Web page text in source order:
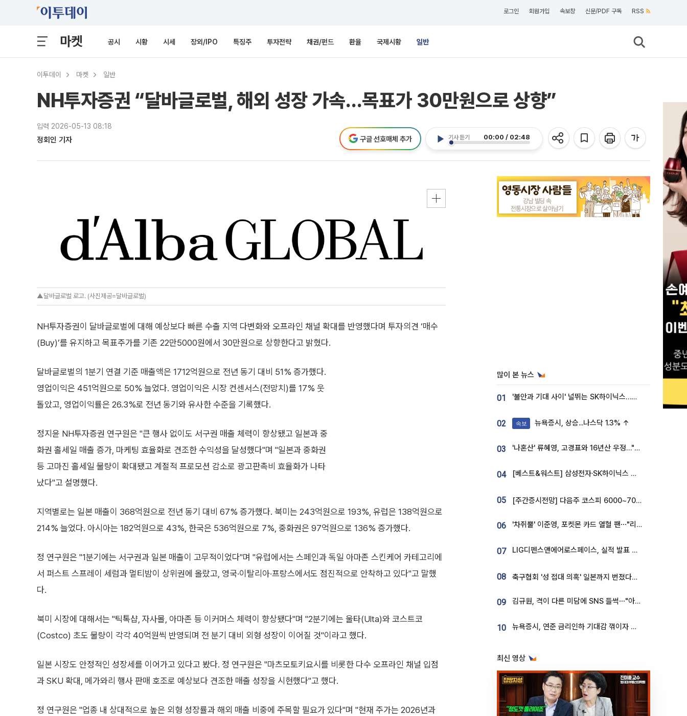
로그인 회원가입 속보창 신문/PDF 구독 RSS
마켓 공시 시황 시세 장외/IPO 특징주 투자전략 채권/펀드 환율 국제시황 일반
이투데이 마켓 일반
NH투자증권 “달바글로벌, 해외 성장 가속…목표가 30만원으로 상향”
입력 2026-05-13 08:18
정회인 기자 기사 듣기 00:00 / 02:48
구글 선호매체 추가
▲달바글로벌 로고. (사진제공=달바글로벌)
NH투자증권이 달바글로벌에 대해 예상보다 빠른 수출 지역 다변화와 오프라인 채널 확대를 반영했다며 투자의견 ‘매수
(Buy)’를 유지하고 목표주가를 기존 22만5000원에서 30만원으로 상향한다고 밝혔다.
달바글로벌의 1분기 연결 기준 매출액은 1712억원으로 전년 동기 대비 51% 증가했다.
영업이익은 451억원으로 50% 늘었다. 영업이익은 시장 컨센서스(전망치)를 17% 웃
돌았고, 영업이익률은 26.3%로 전년 동기와 유사한 수준을 기록했다.
정지윤 NH투자증권 연구원은 "큰 행사 없이도 서구권 매출 체력이 향상됐고 일본과 중
화권 홀세일 매출 증가, 마케팅 효율화로 견조한 수익성을 달성했다"며 "일본과 중화권
등 고마진 홀세일 물량이 확대됐고 계절적 프로모션 감소로 광고판촉비 효율화가 나타
났다"고 설명했다.
지역별로는 일본 매출이 368억원으로 전년 동기 대비 67% 증가했다. 북미는 243억원으로 193%, 유럽은 138억원으로
214% 늘었다. 아시아는 182억원으로 43%, 한국은 536억원으로 7%, 중화권은 97억원으로 136% 증가했다.
정 연구원은 "1분기에는 서구권과 일본 매출이 고무적이었다"며 "유럽에서는 스페인과 독일 아마존 스킨케어 카테고리에
서 퍼스트 스프레이 세럼과 멀티밤이 상위권에 올랐고, 영국·이탈리아·프랑스에서도 점진적으로 안착하고 있다"고 말했
다.
북미 시장에 대해서는 "틱톡샵, 자사몰, 아마존 등 이커머스 체력이 향상됐다"며 "2분기에는 울타(Ulta)와 코스트코
(Costco) 초도 물량이 각각 40억원씩 반영되며 전 분기 대비 외형 성장이 이어질 것"이라고 했다.
일본 시장도 안정적인 성장세를 이어가고 있다고 봤다. 정 연구원은 "마츠모토키요시를 비롯한 다수 오프라인 채널 입점
과 SKU 확대, 메가와리 행사 판매 호조로 예상보다 견조한 매출 성장을 시현했다"고 했다.
정 연구원은 "업종 내 상대적으로 높은 외형 성장률과 해외 매출 비중에 주목할 필요가 있다"며 "현재 주가는 2026년과
많이 본 뉴스
01 '불안과 기대 사이' 널뛰는 SK하이닉스…증권가 "HBM4·LTA 기반 펀터멘털 견고"
02 속보 뉴욕증시, 상승...나스닥 1.3% ↑
03 '나혼산' 류혜영, 고경표와 16년산 우정…"자취방서 부모님과 마주쳐"
04 [베스트&워스트] 삼성전자·SK하이닉스 밀린 한 주…상상인증권은 85% 급등
05 [주간증시전망] 다음주 코스피 6000~7000⋯“外人 수급은 정책이 변수”
06 '차쥐뿔' 이준영, 포켓몬 카드 열혈 팬⋯"리셀러 처단할 것"
07 LIG디펜스앤에어로스페이스, 실적 발표 후 급락→반등⋯증권가 “28년까지 튼튼”
08 축구협회 '성 접대 의혹' 일본까지 번졌다…日 심판 실명 공개
09 김규원, 격이 다른 미담에 SNS 들썩⋯"아이 속옷 빨고 졸업식도 참석"
10 뉴욕증시, 연준 금리인하 기대감 꺾이자 상승...S&P500 사상 최고치 [종합]
최신 영상